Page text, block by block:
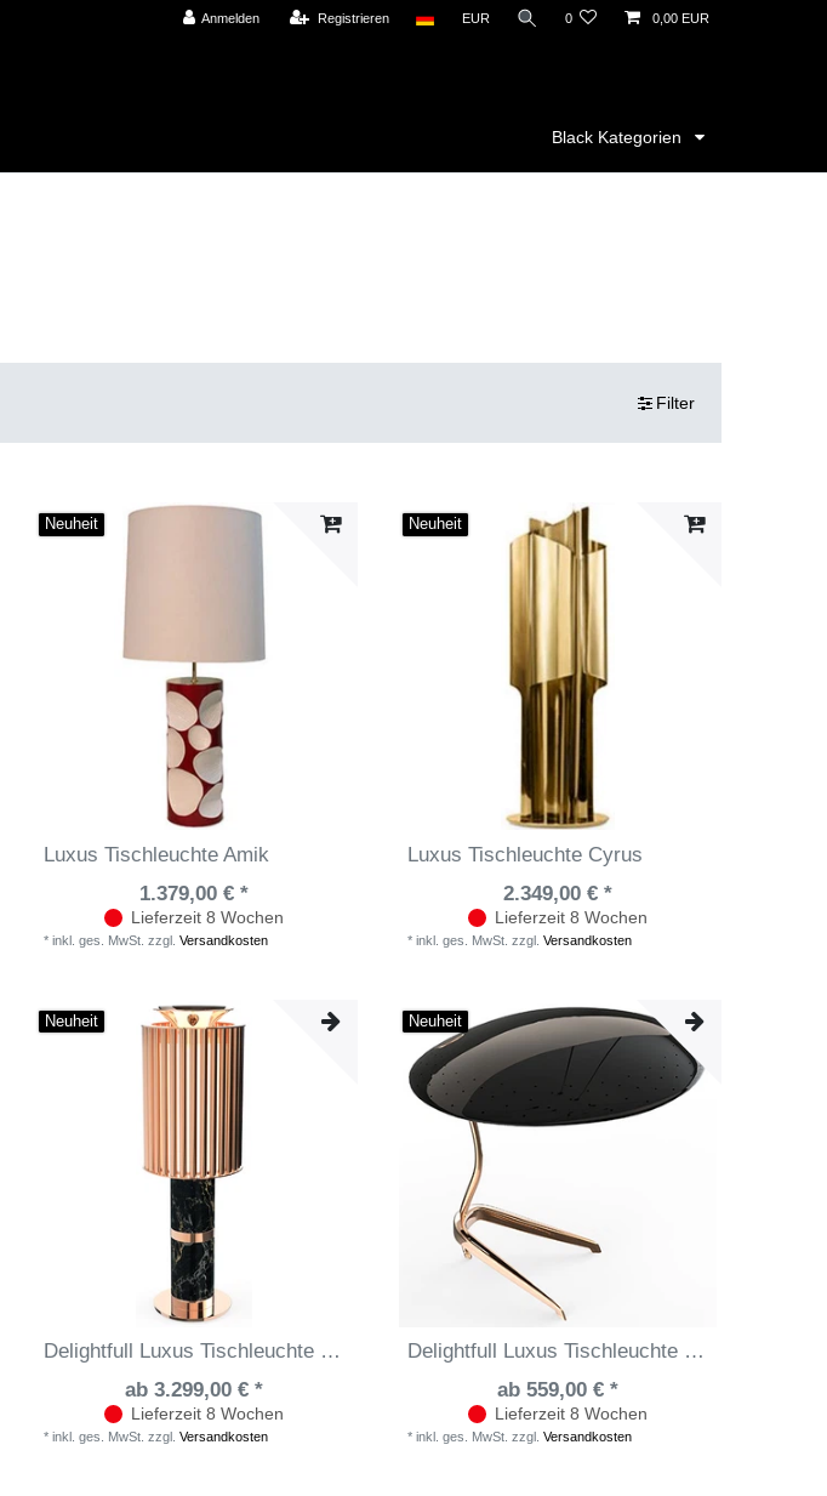
Anmelden Registrieren EUR 0 0,00 EUR
Black Kategorien
Filter
Neuheit
Luxus Tischleuchte Amik
1.379,00 € *
Lieferzeit 8 Wochen
*inkl. ges. MwSt. zzgl.Versandkosten
Neuheit
Luxus Tischleuchte Cyrus
2.349,00 € *
Lieferzeit 8 Wochen
*inkl. ges. MwSt. zzgl.Versandkosten
Neuheit
Delightfull Luxus Tischleuchte Donna
ab 3.299,00 € *
Lieferzeit 8 Wochen
*inkl. ges. MwSt. zzgl.Versandkosten
Neuheit
Delightfull Luxus Tischleuchte Meola
ab 559,00 € *
Lieferzeit 8 Wochen
*inkl. ges. MwSt. zzgl.Versandkosten